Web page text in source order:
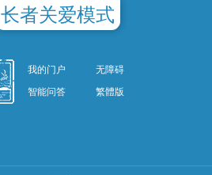
我的门户
无障碍
智能问答
繁體版
长者关爱模式